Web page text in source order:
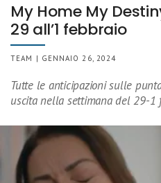
My Home My
29 all’1 febbraio
TEAM | GENNAIO 26, 2024
Tutte le anticipazioni sulle
uscita nella settimana del 29-1